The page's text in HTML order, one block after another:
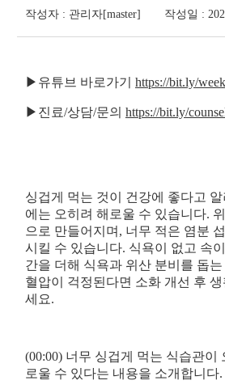
작성자 : 관리자[master] 작성일 :
▶유튜브 바로가기 https://bit.ly/
▶진료/상담/문의 https://bit.ly/
싱겁게 먹는 것이 건강에 좋다고
에는 오히려 해로울 수 있습니다.
으로 만들어지며, 너무 적은 염분
시킬 수 있습니다. 식욕이 없고 속
간을 더해 식욕과 위산 분비를 돕
혈압이 걱정된다면 소화 개선 후
세요.
(00:00) 너무 싱겁게 먹는 식습관이
로울 수 있다는 내용을 소개합니다.